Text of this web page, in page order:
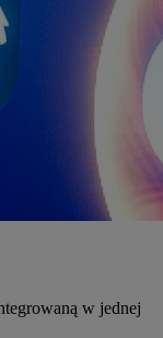
w jednej